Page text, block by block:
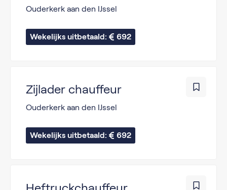
Ouderkerk aan den IJssel
Wekelijks uitbetaald: 692
Zijlader chauffeur
Ouderkerk aan den IJssel
Wekelijks uitbetaald: 692